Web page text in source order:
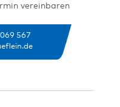
vereinbaren
567